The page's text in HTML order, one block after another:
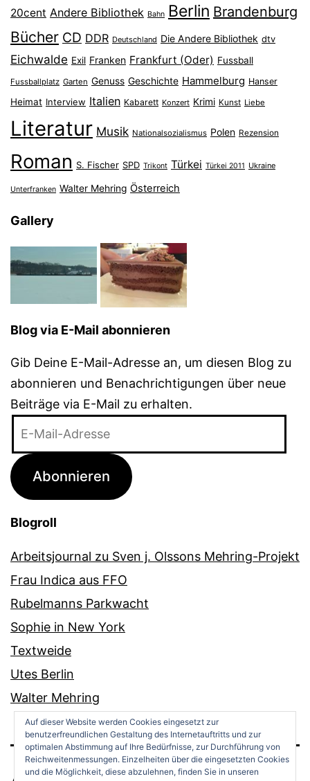
20cent Andere Bibliothek Bahn Berlin Brandenburg
Bücher CD DDR Deutschland Die Andere Bibliothek dtv
Eichwalde Exil Franken Frankfurt (Oder) Fussball
Fussballplatz Garten Genuss Geschichte Hammelburg Hanser
Heimat Interview Italien Kabarett Konzert Krimi Kunst Liebe
Literatur Musik Nationalsozialismus Polen Rezension
Roman S. Fischer SPD Trikont Türkei Türkei 2011 Ukraine
Unterfranken Walter Mehring Österreich
Gallery
Blog via E-Mail abonnieren
Gib Deine E-Mail-Adresse an, um diesen Blog zu
abonnieren und Benachrichtigungen über neue
Beiträge via E-Mail zu erhalten.
Adresse
Abonnieren
Blogroll
Arbeitsjournal zu Sven j. Olssons Mehring-Projekt
Frau Indica aus FFO
Rubelmanns Parkwacht
Sophie in New York
Textweide
Utes Berlin
Walter Mehring
Auf dieser Website werden Cookies eingesetzt zur
benutzerfreundlichen Gestaltung des Internetauftritts und zur
optimalen Abstimmung auf Ihre Bedürfnisse, zur Durchführung von
Reichweitenmessungen. Einzelheiten über die eingesetzten Cookies
und die Möglichkeit, diese abzulehnen, finden Sie in unseren